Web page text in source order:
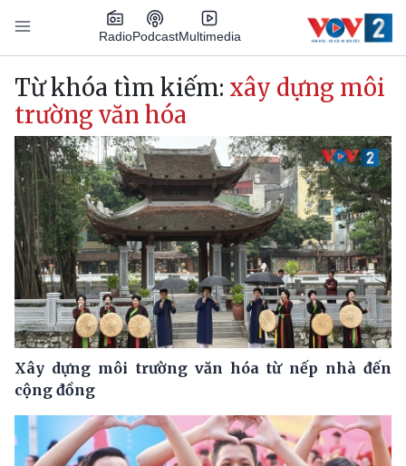
Nhảy đến nội dung
RadioPodcastMultimedia
Main navigation
Từ khóa tìm kiếm: xây dựng môi
trường văn hóa
Xây dựng môi trường văn hóa từ nếp nhà đến
cộng đồng